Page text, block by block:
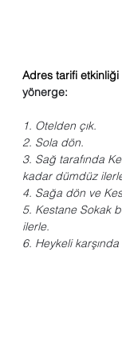
Adres tarifi
yönerge:
1. Otelden çık.
2. Sola dön.
3. Sağ tarafında
kadar dümdüz
4. Sağa dön ve
5. Kestane Sokak
ilerle.
6. Heykeli